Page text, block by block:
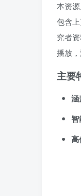
本资
包含
究者
播放
主要
智